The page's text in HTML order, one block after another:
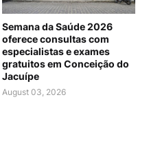
Semana da Saúde 2026
oferece consultas com
especialistas e exames
gratuitos em Conceição do
Jacuípe
August 03, 2026